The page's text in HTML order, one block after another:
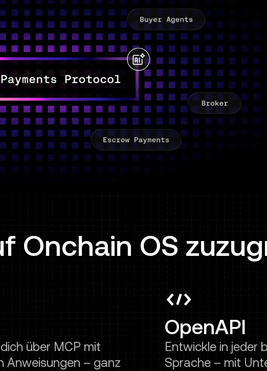
Onchain OS
über MCP mit
Anweisungen – ganz
OpenAPI
Entwickle in jeder
Sprache – mit